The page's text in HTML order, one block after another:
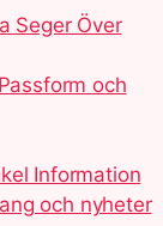
Seger Över
och
Information
och nyheter